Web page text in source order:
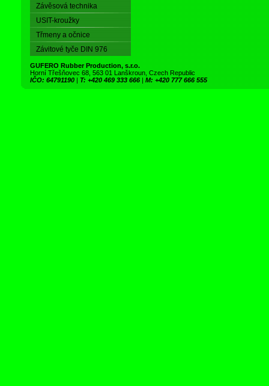
Závěsová technika
USIT-kroužky
Třmeny a očnice
Závitové tyče DIN 976
GUFERO Rubber Production, s.r.o.
Horní Třešňovec 68, 563 01 Lanškroun, Czech Republic
IČO: 64791190 | T: +420 469 333 666 | M: +420 777 666 555